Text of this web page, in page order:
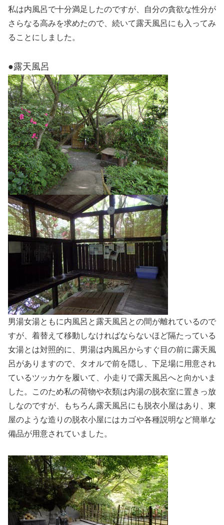
私は内風呂で十分満足したのですが、自分の貪欲な性分が
さらなる高みを求めたので、続いて露天風呂にも入ってみ
ることにしました。
●露天風呂
男湯女湯ともに内風呂と露天風呂との間が離れているので
すが、着替えて移動しなければならないほど隔たっている
女湯とは対照的に、男湯は内風呂からすぐ目の前に露天風
呂がありますので、タオルで前を隠し、下足場に用意され
ているツッカケを履いて、小走りで露天風呂へと向かいま
した。このため私の荷物や衣類は内湯の脱衣室に置きっ放
しなのですが、もちろん露天風呂にも脱衣小屋はあり、東
屋のような造りの脱衣小屋にはカゴや各種説明など簡単な
備品が用意されていました。